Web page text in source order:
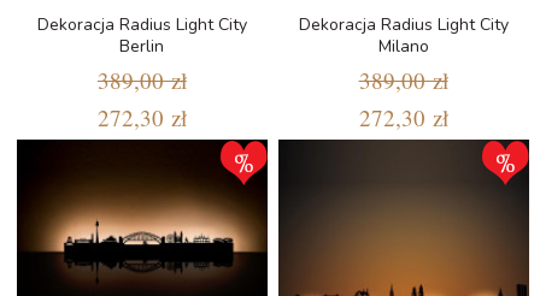
Dekoracja Radius Light City
Berlin
389,00 zł
272,30 zł
Dekoracja Radius Light City
Milano
389,00 zł
272,30 zł